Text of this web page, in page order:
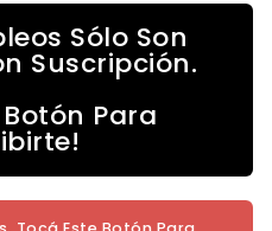
Sólo Son
Suscripción.
Botón Para